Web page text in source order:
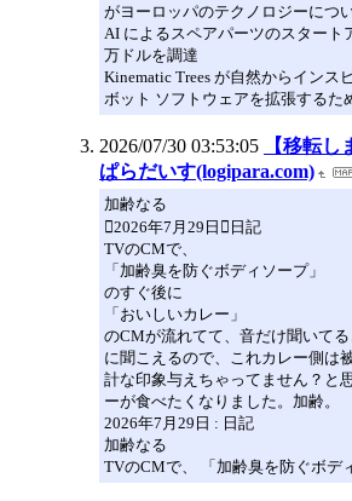
がヨーロッパのテクノロジーにつ
AI によるスペアパーツのスタート
万ドルを調達
Kinematic Trees が自然からインス
ボット ソフトウェアを拡張するた
2026/07/30 03:53:05
【移転し
ぱらだいす(logipara.com)
加齢なる
2026年7月29日日記
TVのCMで、
「加齢臭を防ぐボディソープ」
のすぐ後に
「おいしいカレー」
のCMが流れてて、音だけ聞いて
に聞こえるので、これカレー側は
計な印象与えちゃってません？と
ーが食べたくなりました。加齢。
2026年7月29日 : 日記
加齢なる
TVのCMで、 「加齢臭を防ぐボデ